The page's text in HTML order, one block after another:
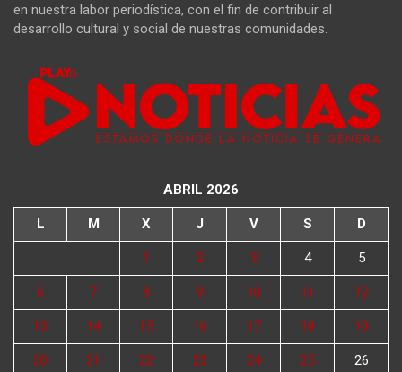
en nuestra labor periodística, con el fin de contribuir al
desarrollo cultural y social de nuestras comunidades.
ABRIL 2026
L M X J V S D
1 2 3 4 5
6 7 8 9 10 11 12
13 14 15 16 17 18 19
20 21 22 23 24 25 26